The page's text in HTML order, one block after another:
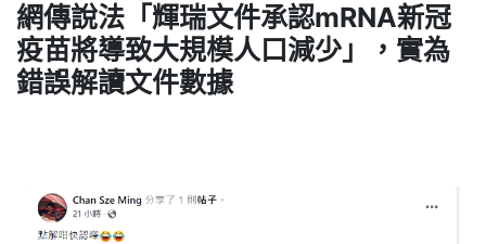
網傳說法「輝瑞文件承認mRNA新冠
疫苗將導致大規模人口減少」，實為
錯誤解讀文件數據